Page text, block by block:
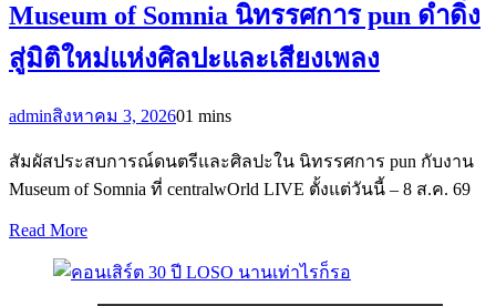
Museum of Somnia นิทรรศการ pun ดำดิ่ง
สู่มิติใหม่แห่งศิลปะและเสียงเพลง
adminสิงหาคม 3, 202601 mins
สัมผัสประสบการณ์ดนตรีและศิลปะใน นิทรรศการ pun กับงาน
Museum of Somnia ที่ centralwOrld LIVE ตั้งแต่วันนี้ – 8 ส.ค. 69
Read More